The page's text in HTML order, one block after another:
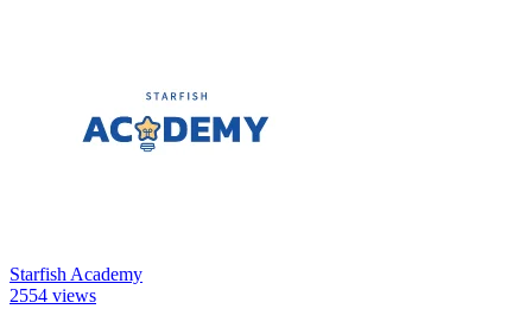
Starfish Academy
2554 views